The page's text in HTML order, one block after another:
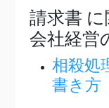
請求書 に
会社経営
相殺処
書き方